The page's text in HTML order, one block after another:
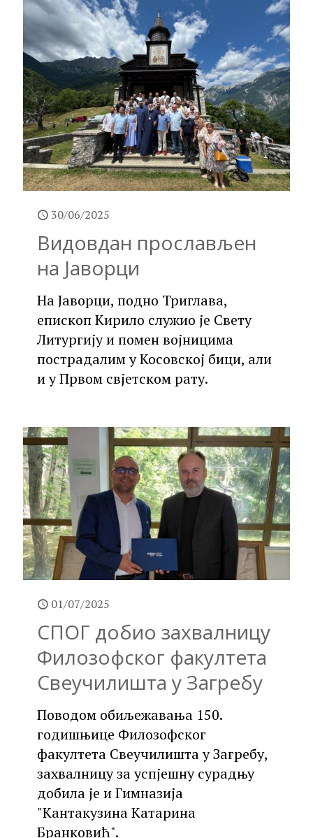
30/06/2025
Видовдан прослављен
на Јаворци
На Јаворци, подно Триглава,
епископ Кирило служио је Свету
Литургију и помен војницима
пострадалим у Косовској бици, али
и у Првом свјетском рату.
01/07/2025
СПОГ добио захвалницу
Филозофског факултета
Свеучилишта у Загребу
Поводом обиљежавања 150.
годишњице Филозофског
факултета Свеучилишта у Загребу,
захвалницу за успјешну сурадњу
добила је и Гимназија
"Кантакузина Катарина
Бранковић".